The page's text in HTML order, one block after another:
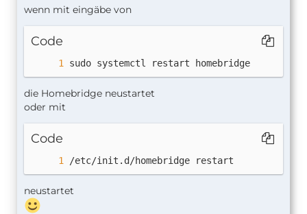
wenn mit eingäbe von
Code
sudo systemctl restart homebridge
die Homebridge neustartet
oder mit
Code
/etc/init.d/homebridge restart
neustartet